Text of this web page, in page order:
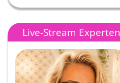
Live-Stream Experten